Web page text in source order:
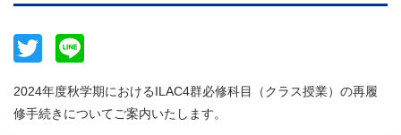
Twitter
2024年度秋学期におけるILAC4群必修科目（クラス授業）の再履
修手続きについてご案内いたします。